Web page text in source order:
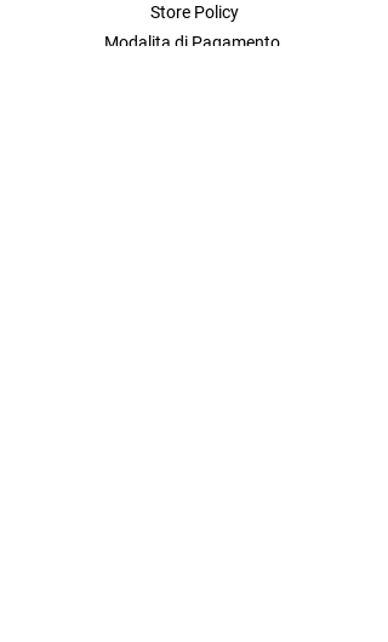
Store Policy
Modalita di Pagamento